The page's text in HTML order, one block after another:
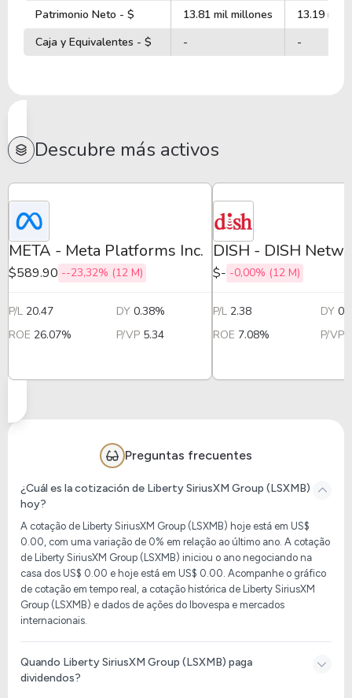
Patrimonio Neto - $
13.81 mil millones
13.19 mil
Caja y Equivalentes - $
- -
Descubre más activos
META - Meta Platforms Inc.
$589.90 --23,32% (12 M)
P/L 20.47 DY 0.38%
ROE 26.07% P/VP 5.34
DISH - DISH
$- -0,00% (12 M)
P/L 2.38 DY
ROE 7.08% P/VP
Preguntas frecuentes
¿Cuál es la cotización de Liberty SiriusXM Group (LSXMB)
hoy?
A cotação de Liberty SiriusXM Group (LSXMB) hoje está em US$
0.00, com uma variação de 0% em relação ao último ano. A cotação
de Liberty SiriusXM Group (LSXMB) iniciou o ano negociando na
casa dos US$ 0.00 e hoje está em US$ 0.00. Acompanhe o gráfico
de cotação em tempo real, a cotação histórica de Liberty SiriusXM
Group (LSXMB) e dados de ações do Ibovespa e mercados
internacionais.
Quando Liberty SiriusXM Group (LSXMB) paga
dividendos?